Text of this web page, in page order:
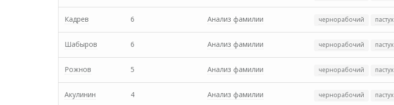
Кадрев 6 Анализ фамилии чернорабочий пастух
Шабыров 6 Анализ фамилии чернорабочий пастух
Рожнов 5 Анализ фамилии чернорабочий пастух
Акулинин 4 Анализ фамилии чернорабочий пастух